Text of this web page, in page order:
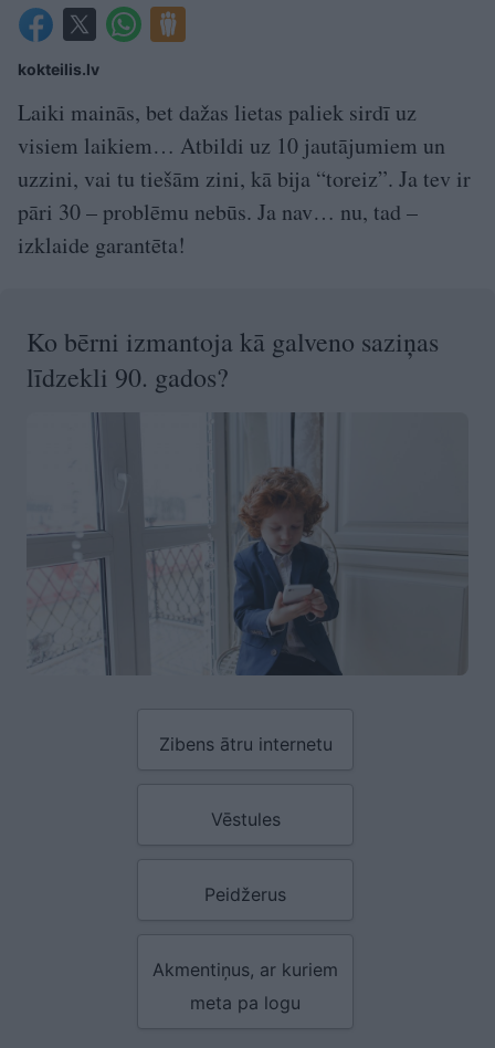
kokteilis.lv
Laiki mainās, bet dažas lietas paliek sirdī uz
visiem laikiem… Atbildi uz 10 jautājumiem un
uzzini, vai tu tiešām zini, kā bija “toreiz”. Ja tev ir
pāri 30 – problēmu nebūs. Ja nav… nu, tad –
izklaide garantēta!
Ko bērni izmantoja kā galveno saziņas
līdzekli 90. gados?
Zibens ātru internetu
Vēstules
Peidžerus
Akmentiņus, ar kuriem
meta pa logu